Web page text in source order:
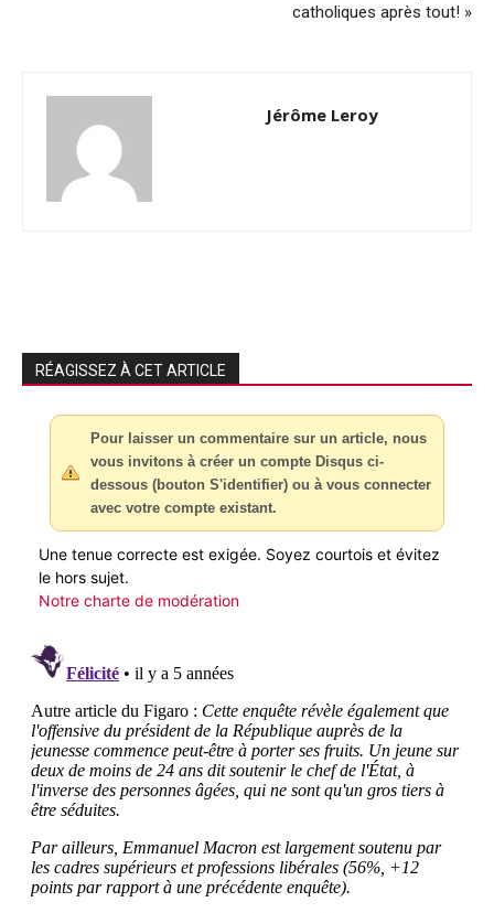
catholiques après tout! »
Jérôme Leroy
RÉAGISSEZ À CET ARTICLE
Pour laisser un commentaire sur un article, nous
vous invitons à créer un compte Disqus ci-
dessous (bouton S'identifier) ou à vous connecter
avec votre compte existant.
Une tenue correcte est exigée. Soyez courtois et évitez
le hors sujet.
Notre charte de modération